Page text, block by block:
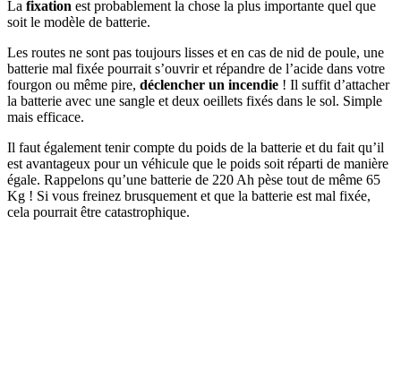
La fixation est probablement la chose la plus importante quel que
soit le modèle de batterie.
Les routes ne sont pas toujours lisses et en cas de nid de poule, une
batterie mal fixée pourrait s’ouvrir et répandre de l’acide dans votre
fourgon ou même pire, déclencher un incendie ! Il suffit d’attacher
la batterie avec une sangle et deux oeillets fixés dans le sol. Simple
mais efficace.
Il faut également tenir compte du poids de la batterie et du fait qu’il
est avantageux pour un véhicule que le poids soit réparti de manière
égale. Rappelons qu’une batterie de 220 Ah pèse tout de même 65
Kg ! Si vous freinez brusquement et que la batterie est mal fixée,
cela pourrait être catastrophique.